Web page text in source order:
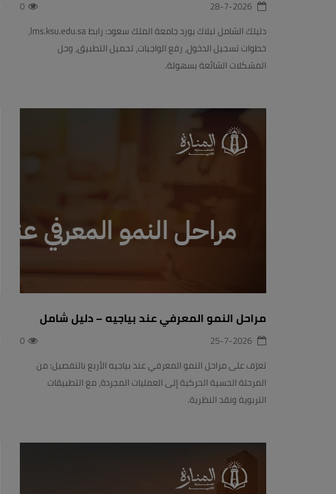
0
دليلك الشامل لبلاك بورد جامعة الملك سعود: رابط lms.ksu.edu.sa،
خطوات تسجيل الدخول، رفع الواجبات، تحميل التطبيق، وحل
المشكلات الشائعة بسهولة.
مراحل النمو المعرفي عند بياجيه – دليل شامل
0
تعرّف على مراحل النمو المعرفي عند بياجيه الأربع بالتفصيل: من
المرحلة الحسية الحركية إلى العمليات المجردة، مع التطبيقات
التربوية ونقد النظرية.